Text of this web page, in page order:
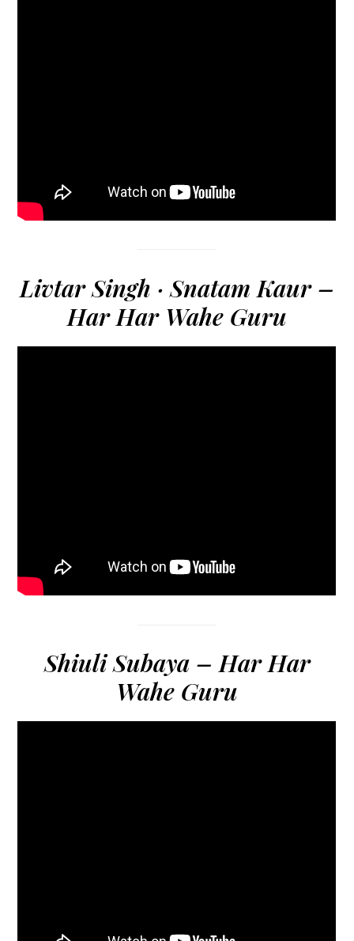
Livtar Singh · Snatam Kaur –
Har Har Wahe Guru
Shiuli Subaya – Har Har
Wahe Guru